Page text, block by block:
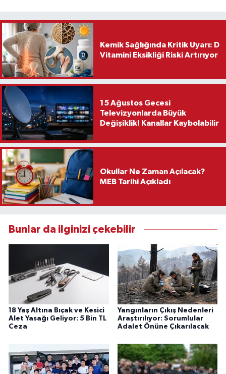
Kemik Sağlığında Kritik Uyarı: D
Vitamini Eksikliği Riski Artırıyor
15 Ağustos Gecesi
Televizyonlarda Büyük
Değişiklik! Kanallar Kaybolabilir
Okullar Ne Zaman Açılacak?
MEB Tarihi Açıkladı
Bunlar da ilginizi çekebilir
18 Yaş Altına Bıçak ve Kesici
Alet Yasağı Geliyor: 5 Bin TL
Ceza
Yangınların Çıkış Nedenleri
Araştırılıyor: Sorumlular
Adalet Önüne Çıkarılacak